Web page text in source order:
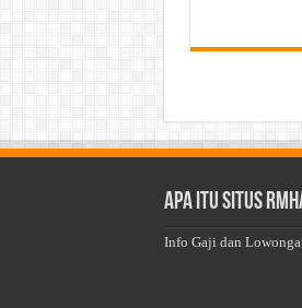
Apa Itu Situs
Info Gaji dan